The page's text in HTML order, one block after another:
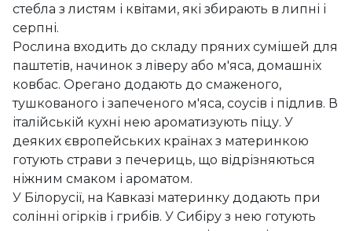
стебла з листям і квітами, які збирають в липні і
серпні.
Рослина входить до складу пряних сумішей для
паштетів, начинок з ліверу або м'яса, домашніх
ковбас. Орегано додають до смаженого,
тушкованого і запеченого м'яса, соусів і підлив. В
італійській кухні нею ароматизують піцу. У
деяких європейських країнах з материнкою
готують страви з печериць, що відрізняються
ніжним смаком і ароматом.
У Білорусії, на Кавказі материнку додають при
солінні огірків і грибів. У Сибіру з нею готують